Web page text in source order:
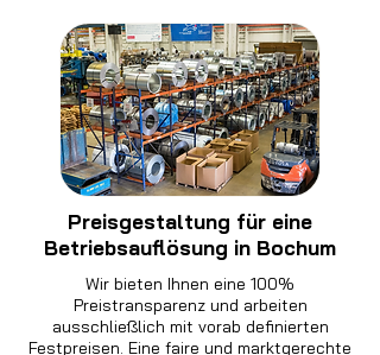
Preisgestaltung für eine
Betriebsauflösung in Bochum
Wir bieten Ihnen eine 100%
Preistransparenz und arbeiten
ausschließlich mit vorab definierten
Festpreisen. Eine faire und marktgerechte